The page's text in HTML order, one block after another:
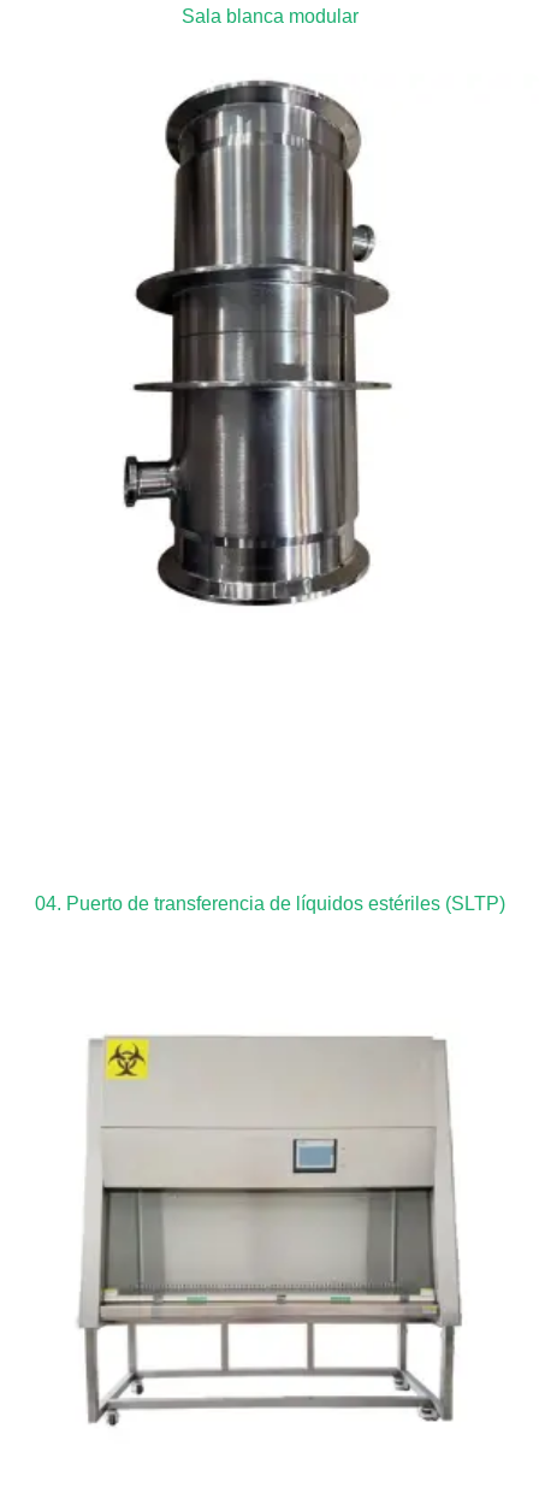
Sala blanca modular
04. Puerto de transferencia de líquidos estériles (SLTP)